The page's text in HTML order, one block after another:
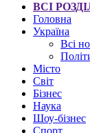
ВСІ
Головна
Україна
Всі
Місто
Світ
Бізнес
Наука
Шоу-бізнес
Спорт